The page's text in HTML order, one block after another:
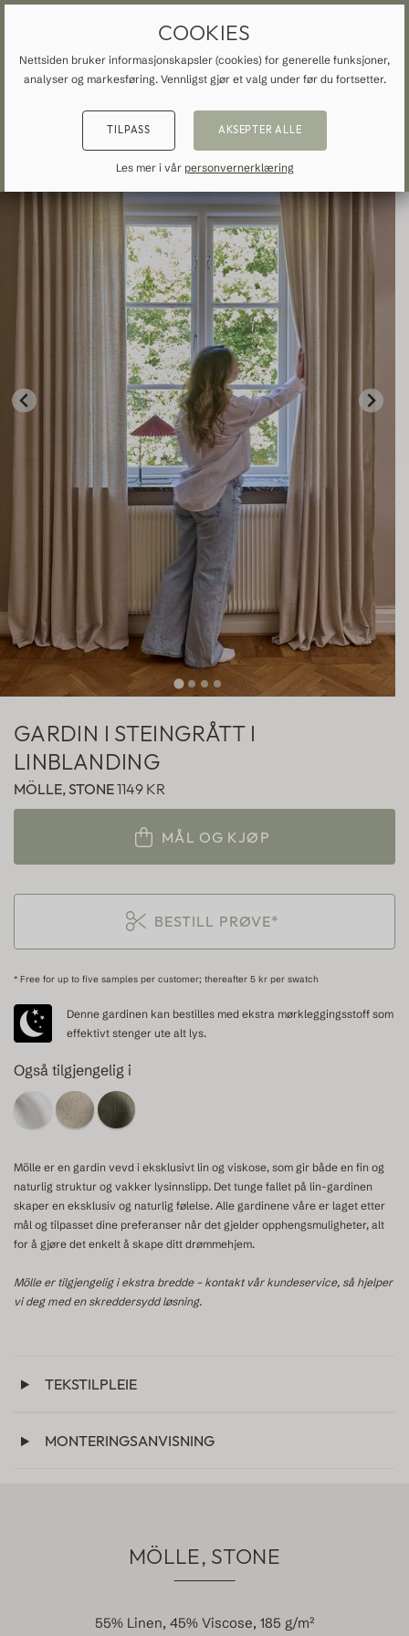
MADE-TO-MEASURE
ALLE GARDINER OG DRAPERINGER
Mørklæggelse
Hotellgardiner
Fabric samples
ABOUT VEOLIN
Our production
ALLE GARDINER OG DRAPERINGER
GARDIN I STEINGRÅTT I
LINBLANDING
MÖLLE, STONE1149 KR
MÅL OG KJØP
BESTILL PRØVE*
* Free for up to five samples per customer; thereafter 5 kr per swatch
Denne gardinen kan bestilles med ekstra mørkleggingsstoff som
effektivt stenger ute alt lys.
Også tilgjengelig i
Mölle er en gardin vevd i eksklusivt lin og viskose, som gir både en fin og
naturlig struktur og vakker lysinnslipp. Det tunge fallet på lin-gardinen
skaper en eksklusiv og naturlig følelse. Alle gardinene våre er laget etter
mål og tilpasset dine preferanser når det gjelder opphengsmuligheter, alt
for å gjøre det enkelt å skape ditt drømmehjem.
Mölle er tilgjengelig i ekstra bredde – kontakt vår kundeservice, så hjelper
vi deg med en skreddersydd løsning.
TEKSTILPLEIE
MONTERINGSANVISNING
MÖLLE, STONE
55% Linen, 45% Viscose, 185 g/m²
COOKIES
Nettsiden bruker informasjonskapsler (cookies) for generelle funksjoner,
analyser og markesføring. Vennligst gjør et valg under før du fortsetter.
TILPASS AKSEPTER ALLE
Les mer i vår personvernerklæring